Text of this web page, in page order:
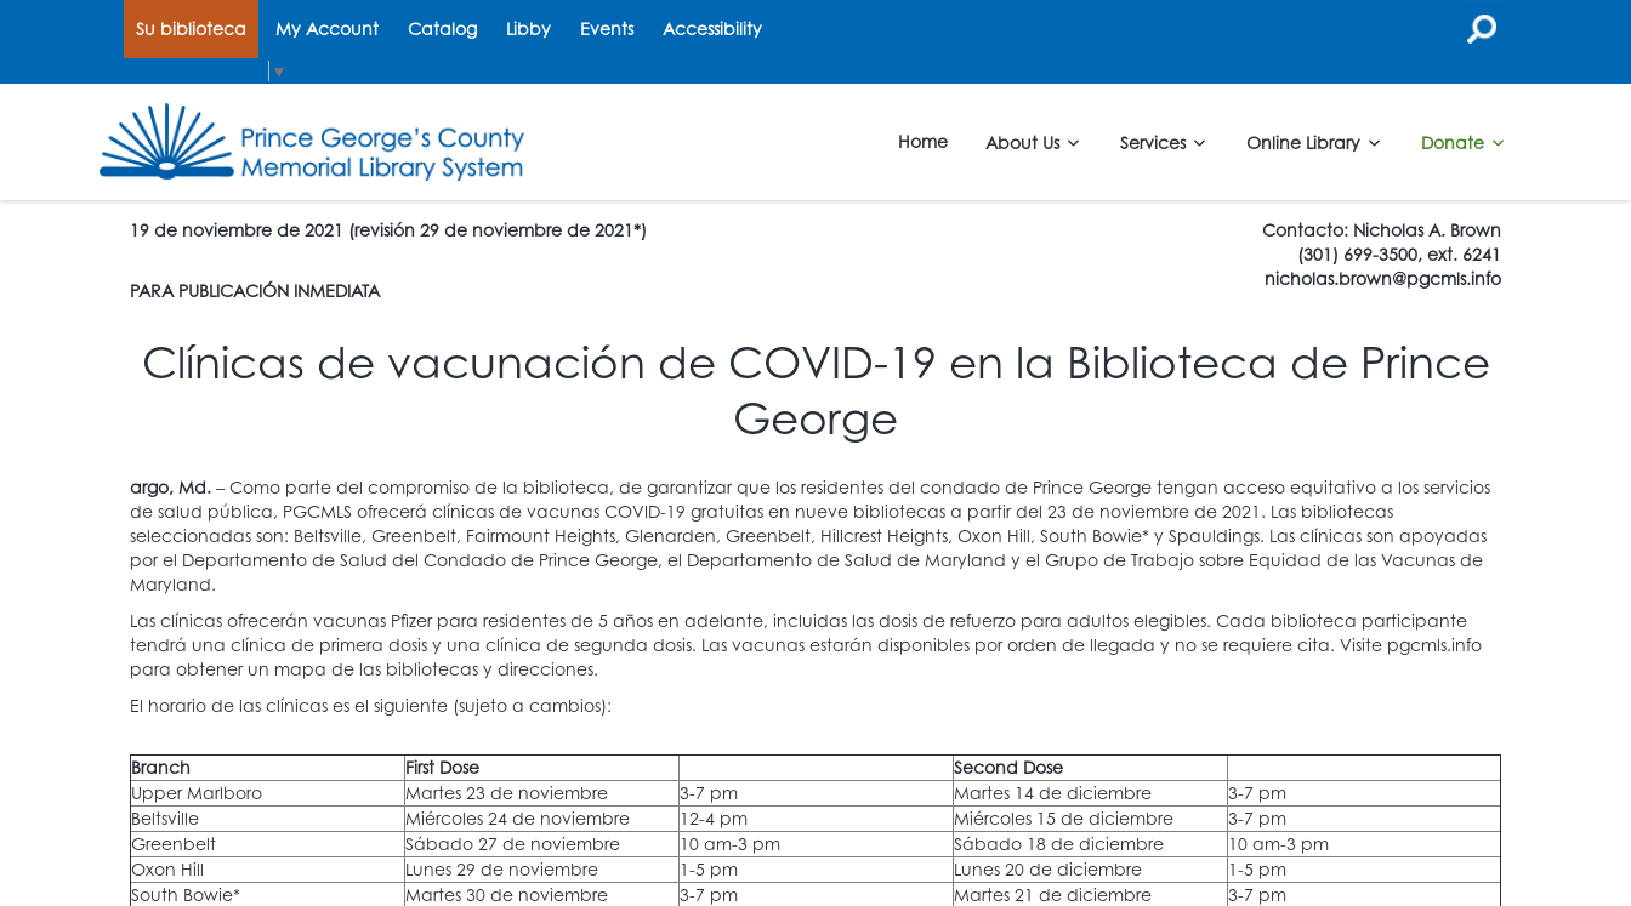
Su biblioteca My Account Catalog Libby Events Accessibility
▼
Home About Us Services Online Library Donate
19 de noviembre de 2021 (revisión 29 de noviembre de 2021*)
PARA PUBLICACIÓN INMEDIATA
Contacto: Nicholas A. Brown
(301) 699-3500, ext. 6241
nicholas.brown@pgcmls.info
Clínicas de vacunación de COVID-19 en la Biblioteca de Prince
George
argo, Md. – Como parte del compromiso de la biblioteca, de garantizar que los residentes del condado de Prince George tengan acceso equitativo a los servicios
de salud pública, PGCMLS ofrecerá clínicas de vacunas COVID-19 gratuitas en nueve bibliotecas a partir del 23 de noviembre de 2021. Las bibliotecas
seleccionadas son: Beltsville, Greenbelt, Fairmount Heights, Glenarden, Greenbelt, Hillcrest Heights, Oxon Hill, South Bowie* y Spauldings. Las clínicas son apoyadas
por el Departamento de Salud del Condado de Prince George, el Departamento de Salud de Maryland y el Grupo de Trabajo sobre Equidad de las Vacunas de
Maryland.
Las clínicas ofrecerán vacunas Pfizer para residentes de 5 años en adelante, incluidas las dosis de refuerzo para adultos elegibles. Cada biblioteca participante
tendrá una clínica de primera dosis y una clínica de segunda dosis. Las vacunas estarán disponibles por orden de llegada y no se requiere cita. Visite pgcmls.info
para obtener un mapa de las bibliotecas y direcciones.
El horario de las clínicas es el siguiente (sujeto a cambios):
Branch First Dose
Second Dose
Upper Marlboro
Martes 23 de noviembre 3-7 pm Martes 14 de diciembre
3-7 pm
Beltsville
Miércoles 24 de noviembre 12-4 pm Miércoles 15 de diciembre
3-7 pm
Greenbelt
Sábado 27 de noviembre 10 am-3 pm Sábado 18 de diciembre
10 am-3 pm
Oxon Hill
Lunes 29 de noviembre 1-5 pm Lunes 20 de diciembre
1-5 pm
South Bowie*
Martes 30 de noviembre 3-7 pm Martes 21 de diciembre
3-7 pm